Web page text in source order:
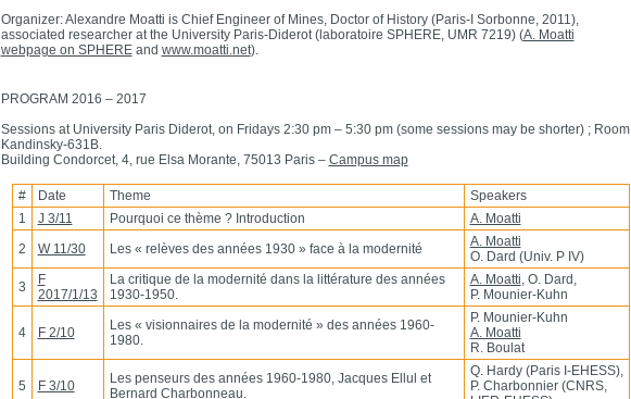
Organizer: Alexandre Moatti is Chief Engineer of Mines, Doctor of History (Paris-I Sorbonne, 2011),
associated researcher at the University Paris-Diderot (laboratoire SPHERE, UMR 7219) (A. Moatti
webpage on SPHEREand www.moatti.net).
PROGRAM 2016 – 2017
Sessions at University Paris Diderot, on Fridays 2:30 pm – 5:30 pm (some sessions may be shorter) ; Room
Kandinsky-631B.
Building Condorcet, 4, rue Elsa Morante, 75013 Paris – Campus map
# Date Theme
Speakers
1
J 3/11 Pourquoi ce thème ? Introduction
A. Moatti
2
W 11/30 Les « relèves des années 1930 » face à la modernité
A. Moatti
O. Dard (Univ. P IV)
3
F
2017/1/13
La critique de la modernité dans la littérature des années
1930-1950.
A. Moatti, O. Dard,
P. Mounier-Kuhn
4 F 2/10
Les « visionnaires de la modernité » des années 1960-
1980.
P. Mounier-Kuhn
A. Moatti
R. Boulat
5 F 3/10
Les penseurs des années 1960-1980, Jacques Ellul et
Bernard Charbonneau.
Q. Hardy (Paris I-EHESS),
P. Charbonnier (CNRS,